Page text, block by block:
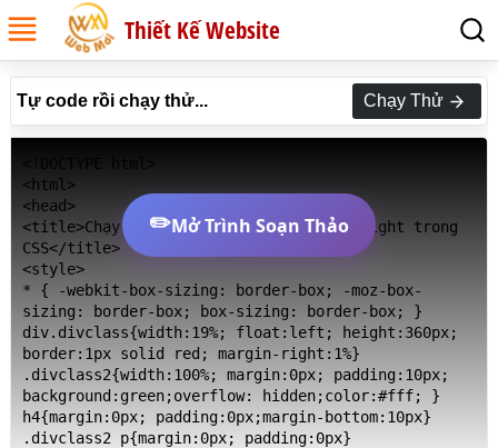
Thiết Kế Website
Tự code rồi chạy thử... Chạy Thử
<html>
<head>
<title>Chạy thử Ví dụ Thuộc tính max-height trong
CSS</title>
<style>
* { -webkit-box-sizing: border-box; -moz-box-
sizing: border-box; box-sizing: border-box; }
div.divclass{width:19%; float:left; height:360px;
border:1px solid red; margin-right:1%}
.divclass2{width:100%; margin:0px; padding:10px;
background:green;overflow: hidden;color:#fff; }
h4{margin:0px; padding:0px;margin-bottom:10px}
.divclass2 p{margin:0px; padding:0px}
✏️Mở Trình Soạn Thảo